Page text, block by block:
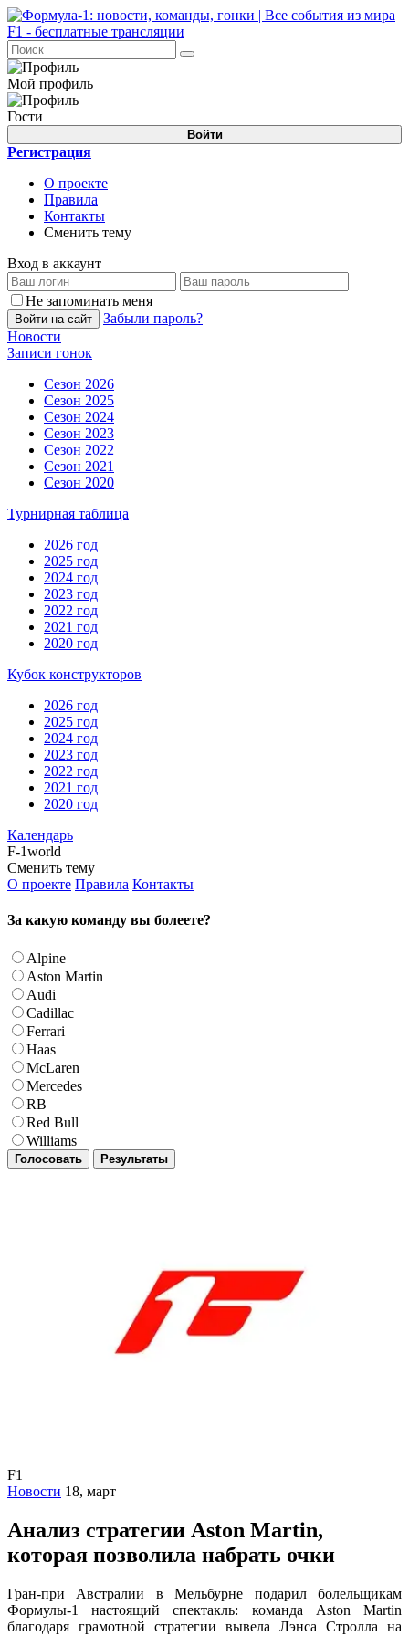
Мой профиль
Гости
Войти
Регистрация
О проекте
Правила
Контакты
Сменить тему
Вход в аккаунт
Не запоминать меня
Войти на сайт
Забыли пароль?
Новости
Записи гонок
Сезон 2026
Сезон 2025
Сезон 2024
Сезон 2023
Сезон 2022
Сезон 2021
Сезон 2020
Турнирная таблица
2026 год
2025 год
2024 год
2023 год
2022 год
2021 год
2020 год
Кубок конструкторов
2026 год
2025 год
2024 год
2023 год
2022 год
2021 год
2020 год
Календарь
F-1world
Сменить тему
О проекте Правила Контакты
За какую команду вы болеете?
Alpine
Aston Martin
Audi
Cadillac
Ferrari
Haas
McLaren
Mercedes
RB
Red Bull
Williams
Голосовать Результаты
F1
Новости 18, март
Анализ стратегии Aston Martin,
которая позволила набрать очки
Гран-при Австралии в Мельбурне подарил болельщикам
Формулы-1 настоящий спектакль: команда Aston Martin
благодаря грамотной стратегии вывела Лэнса Стролла на